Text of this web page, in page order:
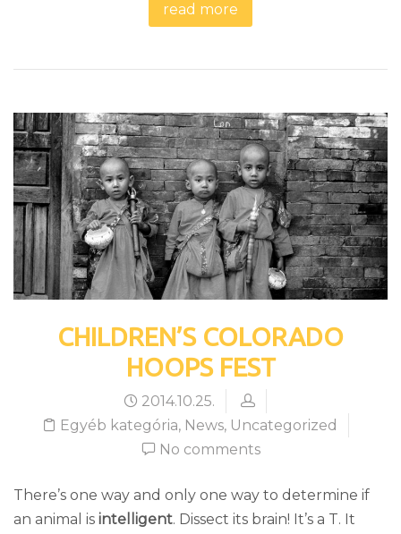
read more
CHILDREN’S COLORADO
HOOPS FEST
2014.10.25.
Egyéb kategória, News, Uncategorized
No comments
There’s one way and only one way to determine if
an animal is intelligent. Dissect its brain! It’s a T. It